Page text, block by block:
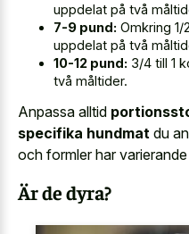
uppdelat på två
7-9 pund: Omkring
uppdelat på två
10-12 pund: 3/4 till 1
två måltider.
Anpassa alltid
specifika hundmat du
och formler har
Är de dyra?